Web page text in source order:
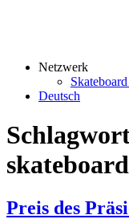
Netzwerk
Deutsch
skateboard
Preis des